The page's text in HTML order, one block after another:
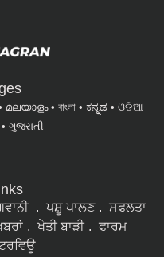
മലയാളം বাংলা ಕನ್ನಡ
ଓଡିଆ
ગુજરાતી
ਪਸ਼ੂ ਪਾਲਣ
ਸਫਲਤਾ
ਖੇਤੀ ਬਾੜੀ
ਫਾਰਮ